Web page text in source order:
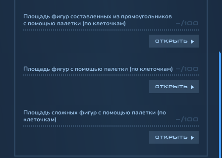
Площадь фигур составленных из прямоугольников
с помощью палетки (по клеточкам)
-/100
ОТКРЫТЬ
Площадь фигур с помощью палетки (по клеточкам) -/100
ОТКРЫТЬ
Площадь сложных фигур с помощью палетки (по
клеточкам)
-/100
ОТКРЫТЬ